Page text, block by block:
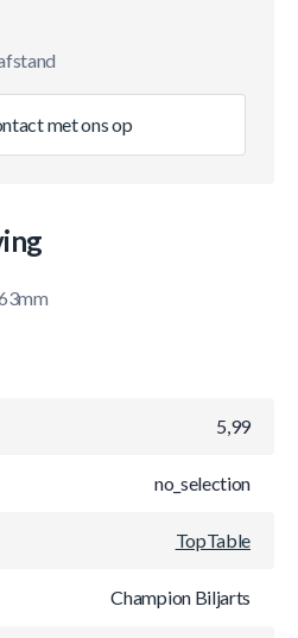
met ons op
5,99
no_selection
TopTable
Champion Biljarts